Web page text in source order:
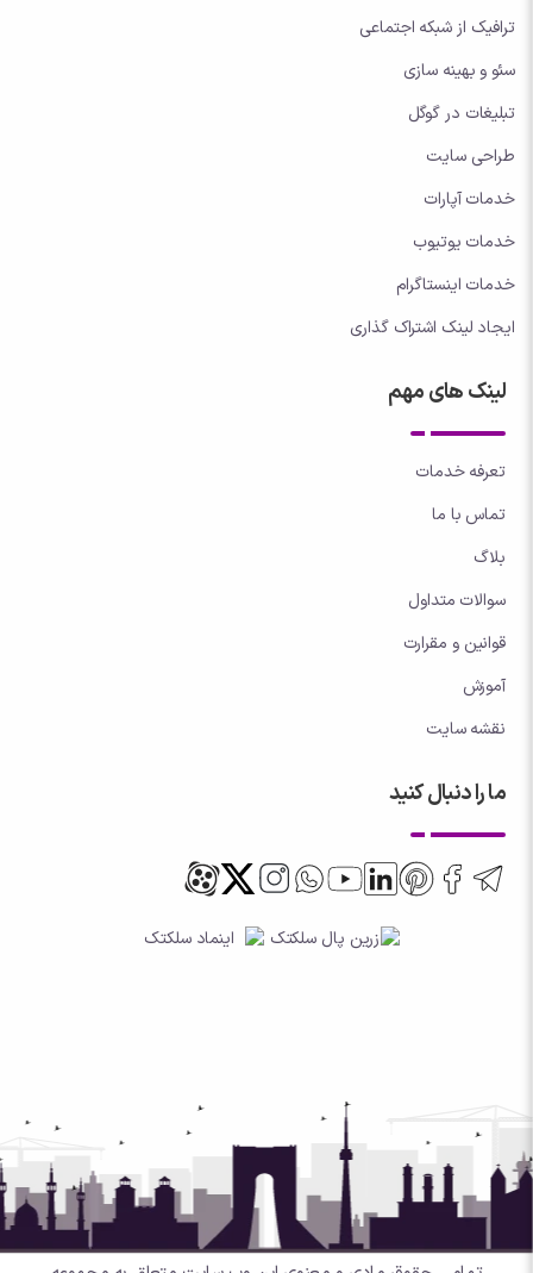
ترافیک از شبکه اجتماعی
سئو و بهینه سازی
تبلیغات در گوگل
طراحی سایت
خدمات آپارات
خدمات یوتیوب
خدمات اینستاگرام
ایجاد لینک اشتراک گذاری
لینک های مهم
تعرفه خدمات
تماس با ما
بلاگ
سوالات متداول
قوانین و مقرارت
آموزش
نقشه سایت
ما را دنبال کنید